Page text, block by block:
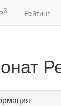
β Рейтинг